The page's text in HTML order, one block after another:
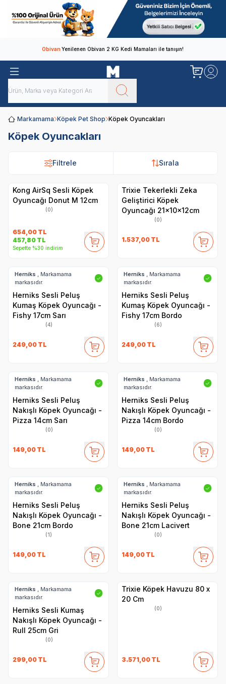
ObivanYenilenen Obivan 2 KG Kedi Mamaları ile tanışın!
Markamama Köpek Pet Shop Köpek Oyuncakları
Köpek Oyuncakları
Filtrele Sırala
Kong AirSq Sesli Köpek
Oyuncağı Donut M 12cm
(0)
654,00 TL
457,80 TL
Sepette %30 indirim
Trixie Tekerlekli Zeka
Geliştirici Köpek
Oyuncağı 21x10x12cm
(0)
1.537,00 TL
Herniks , Markamama
markasıdır.
✓
Herniks Sesli Peluş
Kumaş Köpek Oyuncağı -
Fishy 17cm Sarı
(4)
249,00 TL
Herniks , Markamama
markasıdır.
✓
Herniks Sesli Peluş
Kumaş Köpek Oyuncağı -
Fishy 17cm Bordo
(6)
249,00 TL
Herniks , Markamama
markasıdır.
✓
Herniks Sesli Peluş
Nakışlı Köpek Oyuncağı -
Pizza 14cm Sarı
(0)
149,00 TL
Herniks , Markamama
markasıdır.
✓
Herniks Sesli Peluş
Nakışlı Köpek Oyuncağı -
Pizza 14cm Bordo
(0)
149,00 TL
Herniks , Markamama
markasıdır.
✓
Herniks Sesli Peluş
Nakışlı Köpek Oyuncağı -
Bone 21cm Bordo
(1)
149,00 TL
Herniks , Markamama
markasıdır.
✓
Herniks Sesli Peluş
Nakışlı Köpek Oyuncağı -
Bone 21cm Lacivert
(0)
149,00 TL
Herniks , Markamama
markasıdır.
✓
Herniks Sesli Kumaş
Nakışlı Köpek Oyuncağı -
Rull 25cm Gri
(0)
299,00 TL
Trixie Köpek Havuzu 80 x
20 Cm
(0)
3.571,00 TL